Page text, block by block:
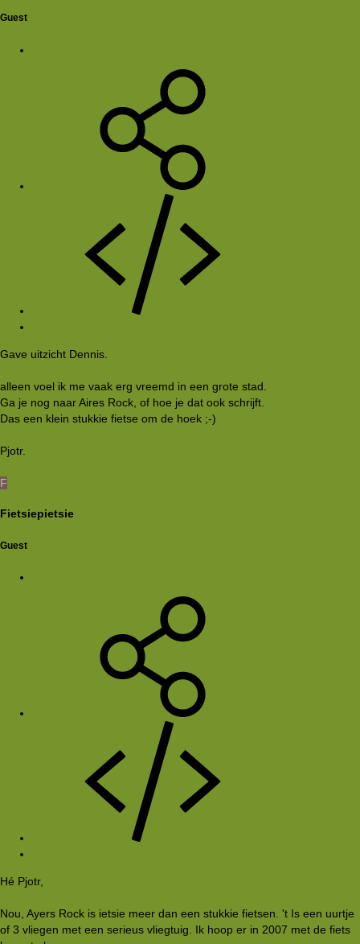
Guest
Gave uitzicht Dennis.
alleen voel ik me vaak erg vreemd in een grote stad.
Ga je nog naar Aires Rock, of hoe je dat ook schrijft.
Das een klein stukkie fietse om de hoek ;-)
Pjotr.
F
Fietsiepietsie
Guest
Hé Pjotr,
Nou, Ayers Rock is ietsie meer dan een stukkie fietsen. 't Is een uurtje
of 3 vliegen met een serieus vliegtuig. Ik hoop er in 2007 met de fiets